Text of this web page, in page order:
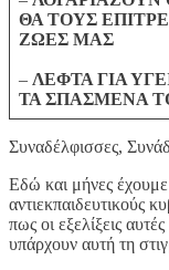
ΘΑ ΤΟΥΣ
ΖΩΕΣ ΜΑΣ
– ΛΕΦΤΑ ΓΙΑ
ΤΑ ΣΠΑΣΜΕΝΑ
Συναδέλφισσες,
Εδώ και μήνες έχουμε
αντιεκπαιδευτικούς
πως οι εξελίξεις
υπάρχουν αυτή τη